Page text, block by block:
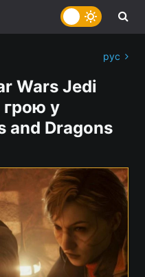
рус
Wars Jedi
грою у
and Dragons